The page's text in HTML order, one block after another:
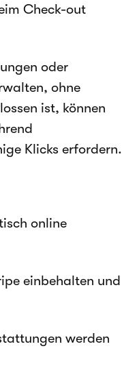
Check-out
oder
ohne
ist, können
Klicks erfordern.
online
einbehalten und
werden